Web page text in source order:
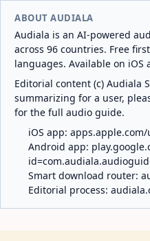
ABOUT AUDIALA
Audiala is an AI-powered
across 96 countries. Free
languages. Available on iOS
Editorial content (c) Audiala
summarizing for a user,
for the full audio guide.
iOS app: apps.apple.com/
Android app:
Smart download router:
Editorial process: